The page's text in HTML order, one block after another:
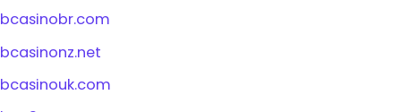
bcasinobr.com
bcasinonz.net
bcasinouk.com